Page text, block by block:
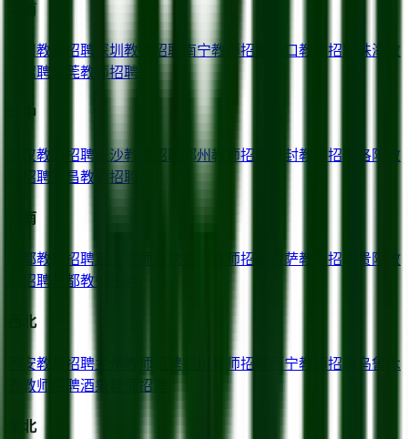
华南
教师招聘 深圳 教师招聘 南宁教师招聘 海口教师招聘 珠海
教
师招聘
东莞教师招聘
华中
武汉教师招聘 长沙教师招聘 郑州教师招聘 开封教师招聘 洛阳
教
师招聘
宜昌教师招聘
西南
成都教师招聘 教师招聘 拉萨教师招聘 贵阳
教
师招聘
昌都教师招聘
西北
西安教师招聘兰州 教师招聘 教师招聘 西宁教师招聘
乌鲁木
教师招聘酒泉 教师招聘
东北